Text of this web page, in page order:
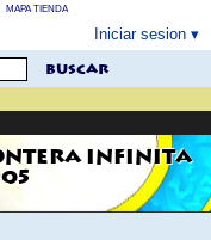
MAPA TIENDA
Iniciar sesion
buscar
INFINITA